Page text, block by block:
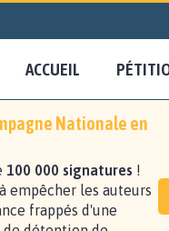
ACCUEIL
Nationale en
100 000 signatures !
empêcher les auteurs
frappés d'une